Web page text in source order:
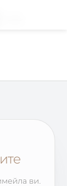
ви.